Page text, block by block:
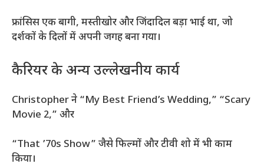
फ्रांसिस एक बागी, मस्तीखोर और जिंदादिल बड़ा भाई था, जो
दर्शकों के दिलों में अपनी जगह बना गया।
कैरियर के अन्य उल्लेखनीय कार्य
Christopher ने “My Best Friend’s Wedding,” “Scary
Movie 2,” और
“That ’70s Show” जैसे फिल्मों और टीवी शो में भी काम
किया।